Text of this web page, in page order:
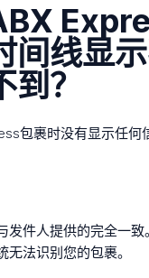
间线显
？
包裹时没有显示任何
发件人提供的完全一
法识别您的包裹。